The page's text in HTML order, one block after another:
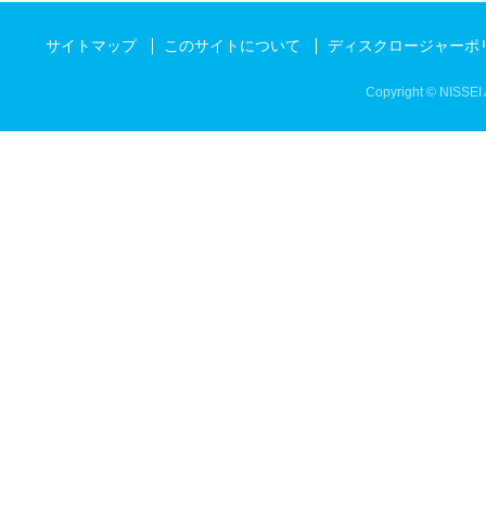
サイトマップ このサイトについて ディスクロージャーポ
Copyright © NISSEI